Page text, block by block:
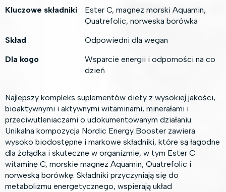
Kluczowe składniki
Ester C, magnez morski Aquamin,
Quatrefolic, norweska borówka
Skład
Odpowiedni dla wegan
Dla kogo
Wsparcie energii i odporności na co
dzień
Najlepszy kompleks suplementów diety z wysokiej jakości,
bioaktywnymi i aktywnymi witaminami, minerałami i
przeciwutleniaczami o udokumentowanym działaniu.
Unikalna kompozycja Nordic Energy Booster zawiera
wysoko biodostępne i markowe składniki, które są łagodne
dla żołądka i skuteczne w organizmie, w tym Ester C
witaminę C, morskie magnez Aquamin, Quatrefolic i
norweską borówkę. Składniki przyczyniają się do
metabolizmu energetycznego, wspierają układ